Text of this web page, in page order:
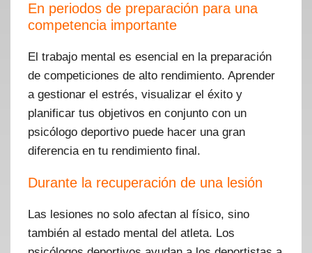
En periodos de preparación para una
competencia importante
El trabajo mental es esencial en la preparación
de competiciones de alto rendimiento. Aprender
a gestionar el estrés, visualizar el éxito y
planificar tus objetivos en conjunto con un
psicólogo deportivo puede hacer una gran
diferencia en tu rendimiento final.
Durante la recuperación de una lesión
Las lesiones no solo afectan al físico, sino
también al estado mental del atleta. Los